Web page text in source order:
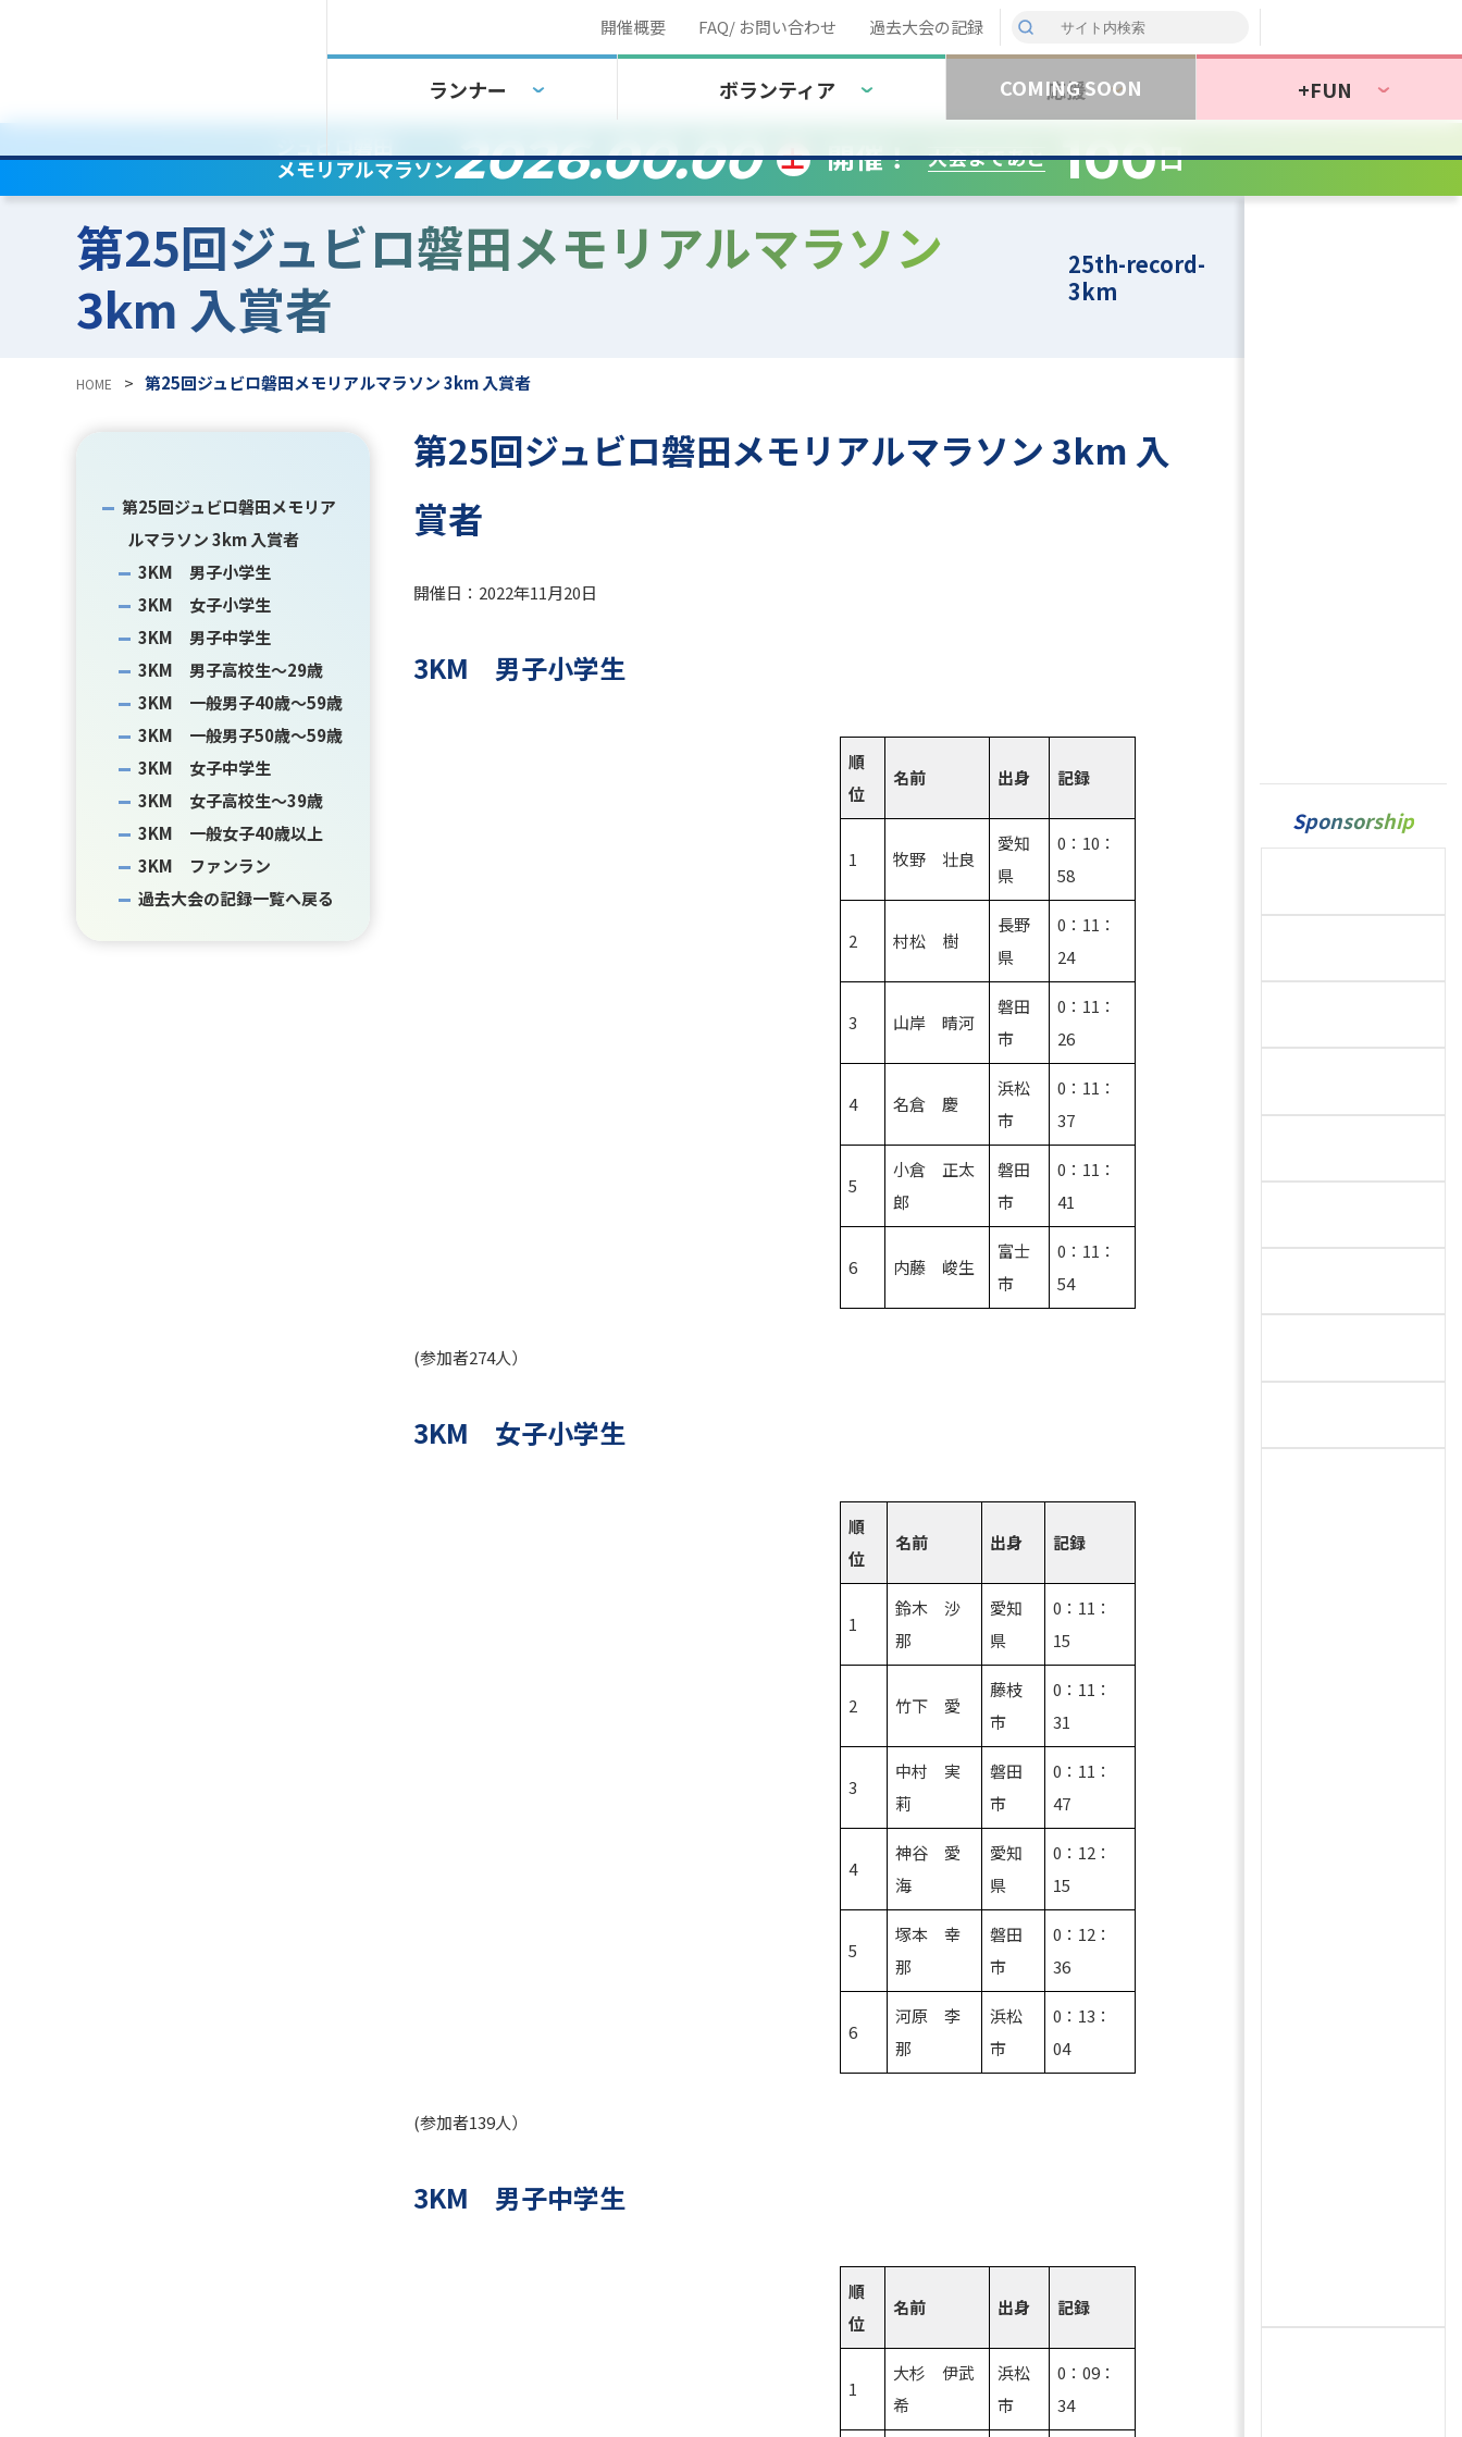
開催概要 FAQ/ お問い合わせ 過去大会の記録
ランナー ボランティア 応援 +FUN
メモリアルマラソン2026.00.00 土 開催！ 大会まであと 100日
第25回ジュビロ磐田メモリアルマラソン
3km 入賞者
25th-record-
3km
HOME > 第25回ジュビロ磐田メモリアルマラソン 3km 入賞者
第25回ジュビロ磐田メモリア
ルマラソン 3km 入賞者
3KM 男子小学生
3KM 女子小学生
3KM 男子中学生
3KM 男子高校生～29歳
3KM 一般男子40歳～59歳
3KM 一般男子50歳～59歳
3KM 女子中学生
3KM 女子高校生～39歳
3KM 一般女子40歳以上
3KM ファンラン
過去大会の記録一覧へ戻る
第25回ジュビロ磐田メモリアルマラソン 3km 入
賞者
開催日：2022年11月20日
3KM 男子小学生
順
位
名前 出身 記録
1 牧野 壮良
愛知
県
0：10：
58
2 村松 樹
長野
県
0：11：
24
3 山岸 晴河
磐田
市
0：11：
26
4 名倉 慶
浜松
市
0：11：
37
5
小倉 正太
郎
磐田
市
0：11：
41
6 内藤 峻生
富士
市
0：11：
54
(参加者274人）
3KM 女子小学生
順
位
名前 出身 記録
1
鈴木 沙
那
愛知
県
0：11：
15
2 竹下 愛
藤枝
市
0：11：
31
3
中村 実
莉
磐田
市
0：11：
47
4
神谷 愛
海
愛知
県
0：12：
15
5
塚本 幸
那
磐田
市
0：12：
36
6
河原 李
那
浜松
市
0：13：
04
(参加者139人）
3KM 男子中学生
順
位
名前 出身 記録
1
大杉 伊武
希
浜松
市
0：09：
34
Sponsorship